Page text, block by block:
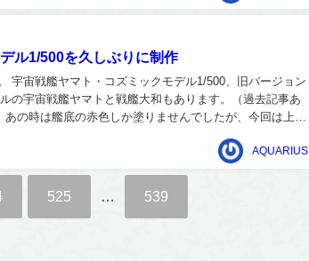
ル1/500を久しぶりに制作
宇宙戦艦ヤマト・コズミックモデル1/500、旧バージョン
の宇宙戦艦ヤマトと戦艦大和もあります。（過去記事あ
の時は艦底の赤色しか塗りませんでしたが、今回は上甲
AQUARIUS
525 539